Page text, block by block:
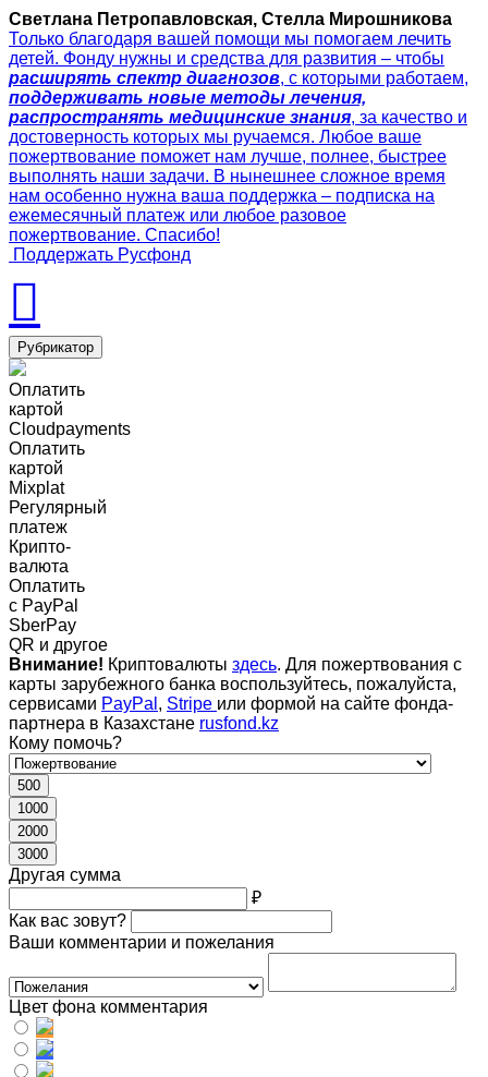
Светлана Петропавловская, Стелла Мирошникова
Только благодаря вашей помощи мы помогаем лечить
детей. Фонду нужны и средства для развития – чтобы
расширять спектр диагнозов, с которыми работаем,
поддерживать новые методы лечения,
распространять медицинские знания, за качество и
достоверность которых мы ручаемся. Любое ваше
пожертвование поможет нам лучше, полнее, быстрее
выполнять наши задачи. В нынешнее сложное время
нам особенно нужна ваша поддержка – подписка на
ежемесячный платеж или любое разовое
пожертвование. Спасибо!
Поддержать Русфонд
Рубрикатор
Оплатить
картой
Cloudpayments
Оплатить
картой
Mixplat
Регулярный
платеж
Крипто-
валюта
Оплатить
c PayPal
SberPay
QR и другое
Внимание! Криптовалюты здесь. Для пожертвования с
карты зарубежного банка воспользуйтесь, пожалуйста,
сервисами PayPal , Stripe или формой на сайте фонда-
партнера в Казахстане rusfond.kz
Кому помочь?
500
1000
2000
3000
Другая сумма
₽
Как вас зовут?
Ваши комментарии и пожелания
Цвет фона комментария